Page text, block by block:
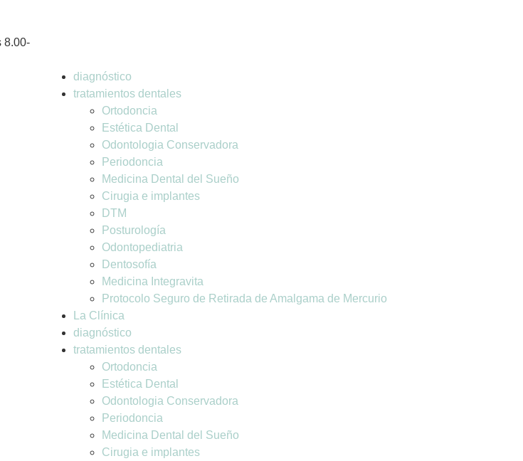
8.00-
diagnóstico
tratamientos dentales
Ortodoncia
Estética Dental
Odontologia Conservadora
Periodoncia
Medicina Dental del Sueño
Cirugia e implantes
DTM
Posturología
Odontopediatria
Dentosofía
Medicina Integravita
Protocolo Seguro de Retirada de Amalgama de Mercurio
La Clínica
diagnóstico
tratamientos dentales
Ortodoncia
Estética Dental
Odontologia Conservadora
Periodoncia
Medicina Dental del Sueño
Cirugia e implantes